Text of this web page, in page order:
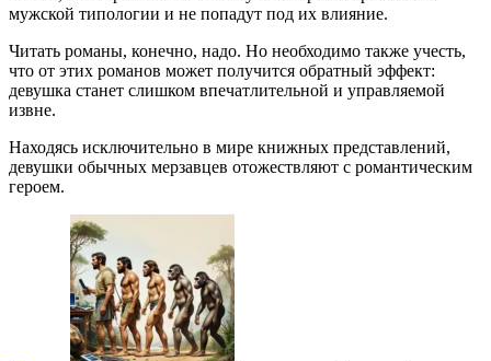
мужской типологии и не попадут под их влияние.
Читать романы, конечно, надо. Но необходимо также учесть,
что от этих романов может получится обратный эффект:
девушка станет слишком впечатлительной и управляемой
извне.
Находясь исключительно в мире книжных представлений,
девушки обычных мерзавцев отожествляют с романтическим
героем.